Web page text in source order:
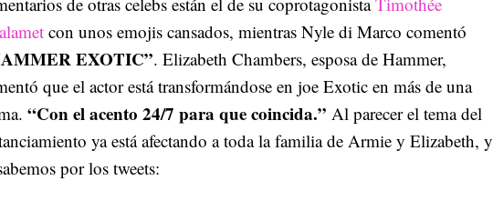
con unos emojis cansados, mientras Nyle di Marco comentó
EXOTIC”. Elizabeth Chambers, esposa de Hammer,
que el actor está transformándose en joe Exotic en más de una
“Con el acento 24/7 para que coincida.” Al parecer el tema del
ya está afectando a toda la familia de Armie y Elizabeth, y
por los tweets: